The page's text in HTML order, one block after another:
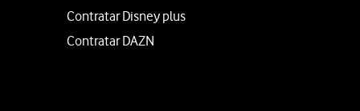
Contratar Disney plus
Contratar DAZN